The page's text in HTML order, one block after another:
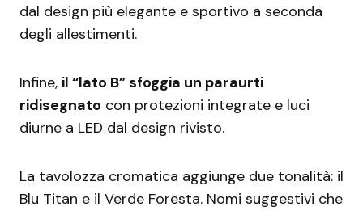
dal design più elegante e sportivo a seconda
degli allestimenti.
Infine, il “lato B” sfoggia un paraurti
ridisegnato con protezioni integrate e luci
diurne a LED dal design rivisto.
La tavolozza cromatica aggiunge due tonalità: il
Blu Titan e il Verde Foresta. Nomi suggestivi che